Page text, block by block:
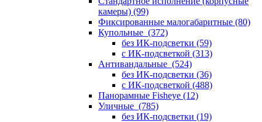
камеры) (99)
Фиксированные малогабаритные (80)
Купольные (372)
без ИК-подсветки (59)
с ИК-подсветкой (313)
Антивандальные (524)
без ИК-подсветки (36)
с ИК-подсветкой (488)
Панорамные Fisheye (12)
Уличные (785)
без ИК-подсветки (19)